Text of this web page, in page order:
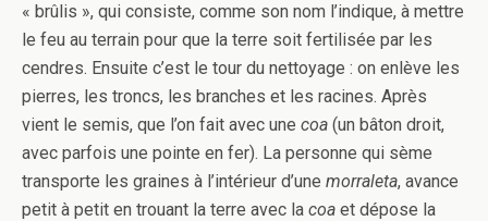
« brûlis », qui consiste, comme son nom l’indique, à mettre
le feu au terrain pour que la terre soit fertilisée par les
cendres. Ensuite c’est le tour du nettoyage : on enlève les
pierres, les troncs, les branches et les racines. Après
vient le semis, que l’on fait avec une coa (un bâton droit,
avec parfois une pointe en fer). La personne qui sème
transporte les graines à l’intérieur d’une morraleta, avance
petit à petit en trouant la terre avec la coa et dépose la